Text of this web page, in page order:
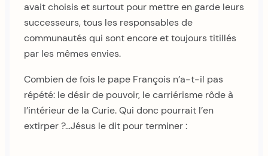
avait choisis et surtout pour mettre en garde leurs
successeurs, tous les responsables de
communautés qui sont encore et toujours titillés
par les mêmes envies.
Combien de fois le pape François n’a-t-il pas
répété: le désir de pouvoir, le carriérisme rôde à
l’intérieur de la Curie. Qui donc pourrait l’en
extirper ?…Jésus le dit pour terminer :